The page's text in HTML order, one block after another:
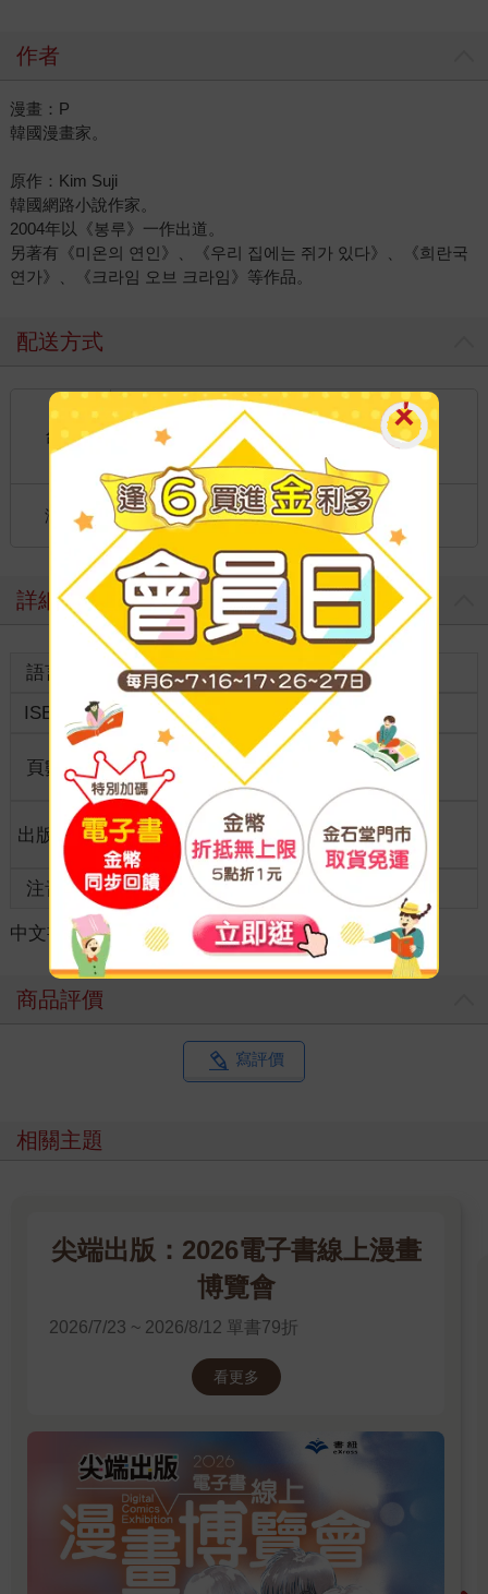
作者
漫畫：P
韓國漫畫家。
原作：Kim Suji
韓國網路小說作家。
2004年以《봉루》一作出道。
另著有《미온의 연인》、《우리 집에는 쥐가 있다》、《희란국
연가》、《크라임 오브 크라임》等作品。
配送方式
台灣
國內宅配：本島、離島
到店取貨：
不限金額免運費
海外
國際快遞：全球
港澳店取：
詳細資料
語言 中文繁體 裝訂
紙本平裝
ISBN
9786264450034 分級 普通級
頁數 200
商品規
格
出版地 台灣
適讀年
齡
全齡適讀
注音 級別
中文書 ＞ 漫畫 ＞ 日系戀愛 ＞ 女性向
商品評價
寫評價
相關主題
尖端出版：2026電子書線上漫畫
博覽會
2026/7/23 ~ 2026/8/12 單書79折
看更多